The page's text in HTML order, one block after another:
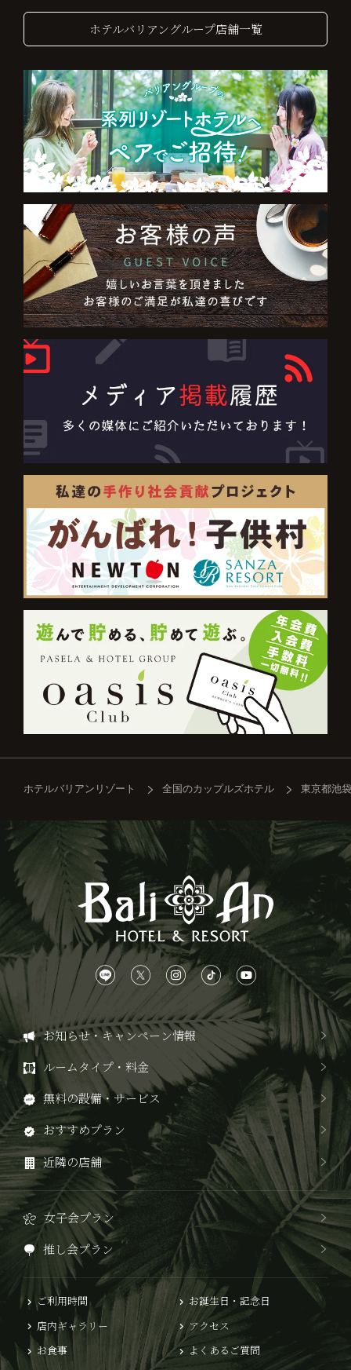
ホテルバリアングループ店舗一覧
ホテルバリアンリゾート 全国のカップルズホテル 東京都池
お知らせ・キャンペーン情報
ルームタイプ・料金
無料の設備・サービス
おすすめプラン
近隣の店舗
女子会プラン
推し会プラン
ご利用時間
店内ギャラリー
お食事
お誕生日・記念日
アクセス
よくあるご質問